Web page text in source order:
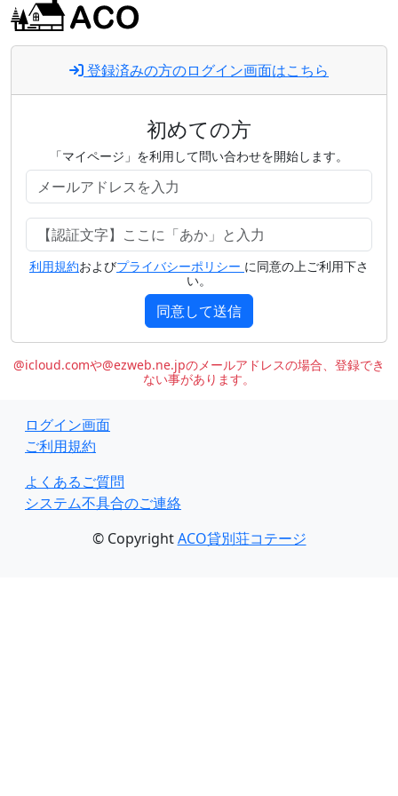
登録済みの方のログイン画面はこちら
初めての方
「マイページ」を利用して問い合わせを開始します。
利用規約およびプライバシーポリシー に同意の上ご利用下さ
い。
同意して送信
@icloud.comや@ezweb.ne.jpのメールアドレスの場合、登録でき
ない事があります。
ログイン画面
ご利用規約
よくあるご質問
システム不具合のご連絡
© CopyrightACO貸別荘コテージ